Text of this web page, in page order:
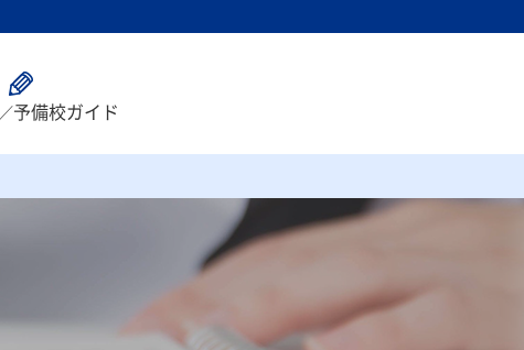
／予備校ガイド